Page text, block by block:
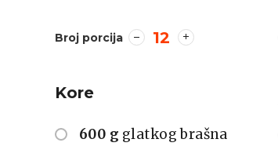
Broj porcija 12
Kore
600 g glatkog brašna